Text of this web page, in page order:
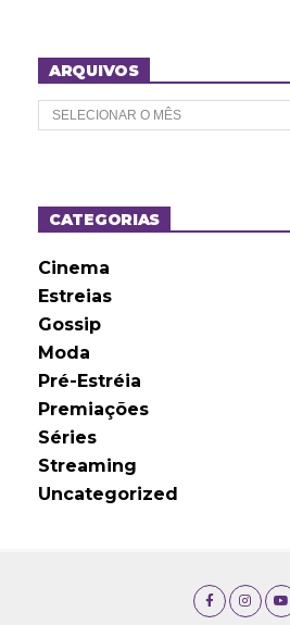
ARQUIVOS
A
r
o
sCATEGORIAS
Cinema
Estreias
Gossip
Moda
Pré-Estréia
Premiações
Séries
Streaming
Uncategorized